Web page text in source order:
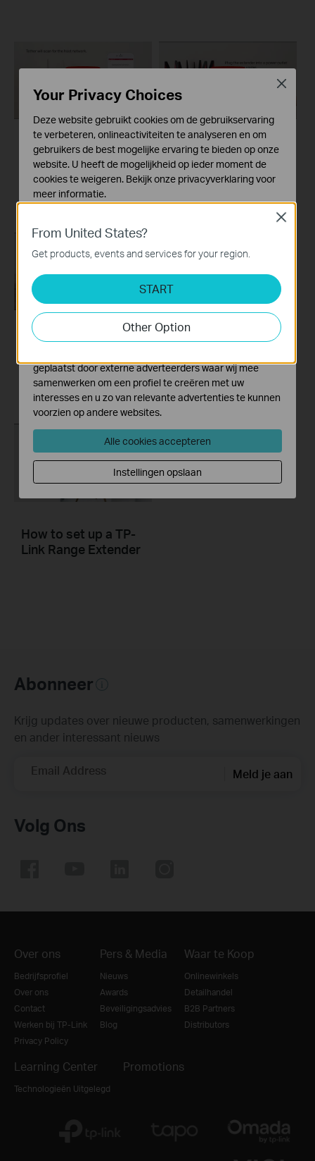
Set Up TP-Link
Range Extender via
Tether App
Set Up TP-Link
Range Extender via
Web Browser
Set Up TP-Link
WPS Button
How to set up a TP-
Extender(No music)
How to set up a TP-
Link Range Extender
Abonneer
Krijg updates over nieuwe producten, samenwerkingen
en ander interessant nieuws
Email Address Meld je aan
Volg Ons
Over ons
Bedrijfsprofiel
Over ons
Contact
Werken bij TP-Link
Privacy Policy
Pers & Media
Nieuws
Awards
Beveiligingsadvies
Blog
Waar te Koop
Onlinewinkels
Detailhandel
B2B Partners
Distributors
Learning Center
Technologieën Uitgelegd
Promotions
From United States?
Get products, events and services for your region.
START
Other Option
Close
Your Privacy Choices
Deze website gebruikt cookies om de gebruikservaring
te verbeteren, onlineactiviteiten te analyseren en om
gebruikers de best mogelijke ervaring te bieden op onze
website. U heeft de mogelijkheid op ieder moment de
cookies te weigeren. Bekijk onze privacyverklaringvoor
meer informatie.
Deze cookies zijn noodzakelijk voor de werking van de
website en kunnen niet worden uitgeschakeld.
Analyse en Marketing Cookies
Cookies voor analyse geven ons de mogelijkheid uw
activiteiten op onze website te volgen en zo de
functionaliteit van de website aan te passen en te
verbeteren.
geplaatst door externe adverteerders waar wij mee
samenwerken om een profiel te creëren met uw
interesses en u zo van relevante advertenties te kunnen
voorzien op andere websites.
Alle cookies accepteren
Instellingen opslaan
Close